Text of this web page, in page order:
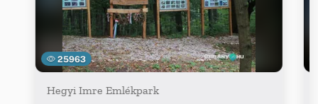
25963
Hegyi Imre Emlékpark